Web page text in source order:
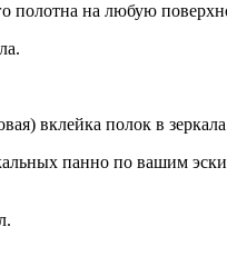
полотна на любую
вклейка полок в
панно по вашим